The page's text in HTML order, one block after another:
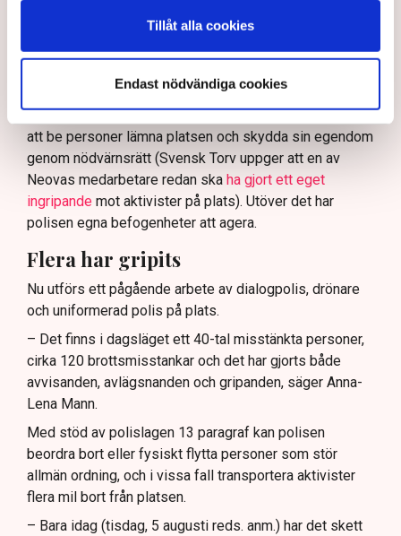
Tillåt alla cookies
Endast nödvändiga cookies
och näringsverksamhet mot den typen av störningar.
kommunikationsavdelningen i region Väst, har
verksamhetsutövaren, eller dennes ordningsvakter, rätt
att be personer lämna platsen och skydda sin egendom
genom nödvärnsrätt (Svensk Torv uppger att en av
Neovas medarbetare redan ska ha gjort ett eget
ingripande mot aktivister på plats). Utöver det har
polisen egna befogenheter att agera.
Flera har gripits
Nu utförs ett pågående arbete av dialogpolis, drönare
och uniformerad polis på plats.
– Det finns i dagsläget ett 40-tal misstänkta personer,
cirka 120 brottsmisstankar och det har gjorts både
avvisanden, avlägsnanden och gripanden, säger Anna-
Lena Mann.
Med stöd av polislagen 13 paragraf kan polisen
beordra bort eller fysiskt flytta personer som stör
allmän ordning, och i vissa fall transportera aktivister
flera mil bort från platsen.
– Bara idag (tisdag, 5 augusti reds. anm.) har det skett